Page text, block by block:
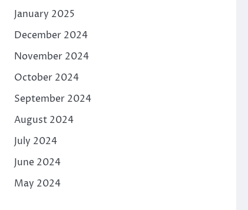
January 2025
December 2024
November 2024
October 2024
September 2024
August 2024
July 2024
June 2024
May 2024